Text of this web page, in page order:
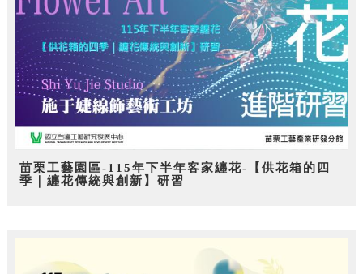
苗栗工藝園區-115年下半年客家纏花-【供花箱的四
季｜纏花傳統與創新】研習